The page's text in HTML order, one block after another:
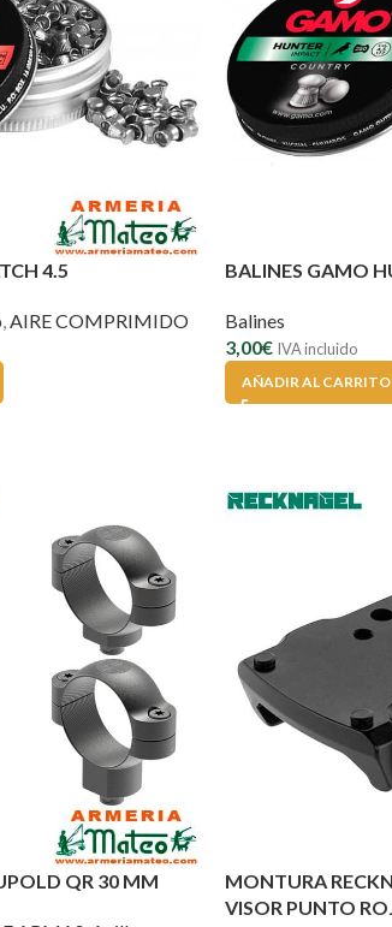
4.5
AIRE COMPRIMIDO
BALINES GAMO
Balines
3,00€ IVA incluido
AÑADIR AL CARRITO
QR 30 MM
MONTURA
VISOR PUNTO